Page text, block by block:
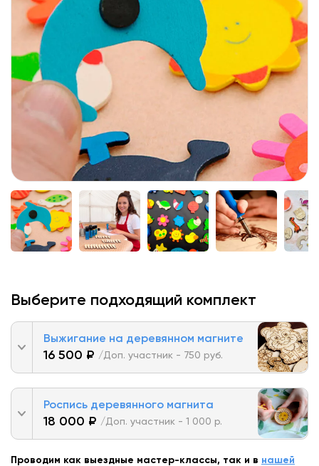
Выберите подходящий комплект
Выжигание на деревянном магните
16 500 ₽ /Доп. участник - 750 руб.
Роспись деревянного магнита
18 000 ₽ /Доп. участник - 1 000 р.
Проводим как выездные мастер-классы, так и в нашей